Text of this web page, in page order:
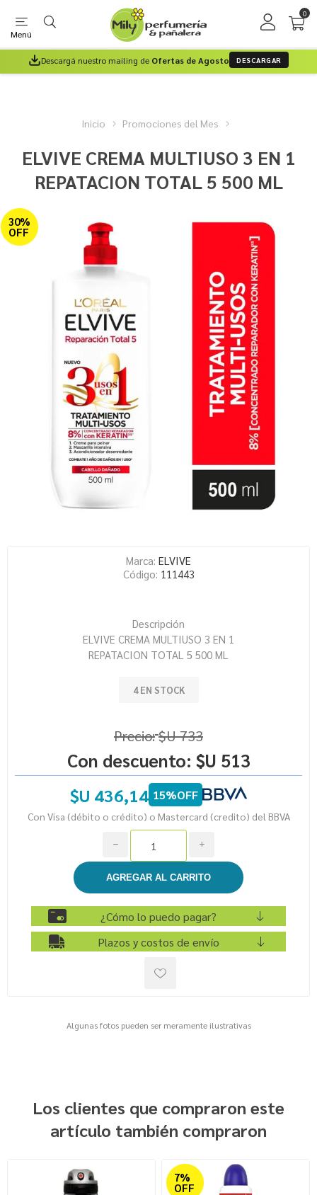
Menú
0
Descargá nuestro mailing de Ofertas de Agosto DESCARGAR
Inicio Promociones del Mes
ELVIVE CREMA MULTIUSO 3 EN 1
REPATACION TOTAL 5 500 ML
30%
OFF
Marca: ELVIVE
Código: 111443
Descripción
ELVIVE CREMA MULTIUSO 3 EN 1
REPATACION TOTAL 5 500 ML
4 EN STOCK
Precio:$U 733
Con descuento: $U 513
$U 436,14 15%OFF
Con Visa (débito o crédito) o Mastercard (credito) del BBVA
i
h
¿Cómo lo puedo pagar?
Plazos y costos de envío
Algunas fotos pueden ser meramente ilustrativas
Los clientes que compraron este
artículo también compraron
7%
OFF